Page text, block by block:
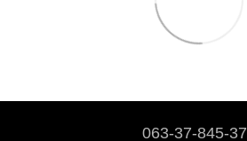
063-37-845-37